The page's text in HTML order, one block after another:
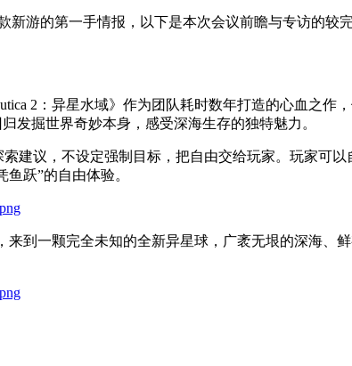
新游的第一手情报，以下是本次会议前瞻与专访的较完
2：异星水域》作为团队耗时数年打造的心血之作
掘世界奇妙本身，感受深海生存的独特魅力。
建议，不设定强制目标，把自由交给玩家。玩家可
跃”的自由体验。
到一颗完全未知的全新异星球，广袤无垠的深海、